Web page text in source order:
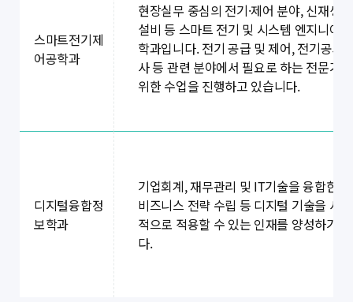
스마트전기제
어공학과
현장실무 중심의 전기·제어 분야, 신재생
설비 등 스마트 전기 및 시스템 엔지니어
학과입니다. 전기 공급 및 제어, 전기공사,
사 등 관련 분야에서 필요로 하는 전문기
위한 수업을 진행하고 있습니다.
디지털융합정
보학과
기업회계, 재무관리 및 IT기술을 융합한
비즈니스 전략 수립 등 디지털 기술을 사
적으로 적용할 수 있는 인재를 양성하기
다.